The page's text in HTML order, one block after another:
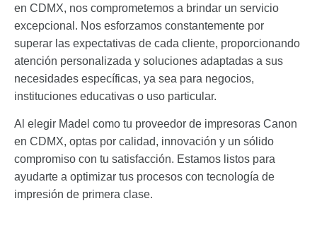
en CDMX, nos comprometemos a brindar un servicio
excepcional. Nos esforzamos constantemente por
superar las expectativas de cada cliente, proporcionando
atención personalizada y soluciones adaptadas a sus
necesidades específicas, ya sea para negocios,
instituciones educativas o uso particular.
Al elegir Madel como tu proveedor de impresoras Canon
en CDMX, optas por calidad, innovación y un sólido
compromiso con tu satisfacción. Estamos listos para
ayudarte a optimizar tus procesos con tecnología de
impresión de primera clase.